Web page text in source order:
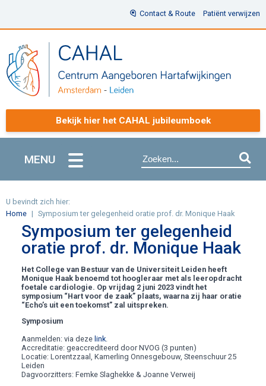
Contact & Route Patiënt verwijzen
Bekijk hier het CAHAL jubileumboek
MENU
U bevindt zich hier:
Home
Symposium ter gelegenheid oratie prof. dr. Monique Haak
Symposium ter gelegenheid
oratie prof. dr. Monique Haak
Het College van Bestuur van de Universiteit Leiden heeft
Monique Haak benoemd tot hoogleraar met als leeropdracht
foetale cardiologie. Op vrijdag 2 juni 2023 vindt het
symposium “Hart voor de zaak” plaats, waarna zij haar oratie
“Echo’s uit een toekomst” zal uitspreken.
Symposium
Aanmelden: via deze link.
Accreditatie: geaccrediteerd door NVOG (3 punten)
Locatie: Lorentzzaal, Kamerling Onnesgebouw, Steenschuur 25
Leiden
Dagvoorzitters: Femke Slaghekke & Joanne Verweij